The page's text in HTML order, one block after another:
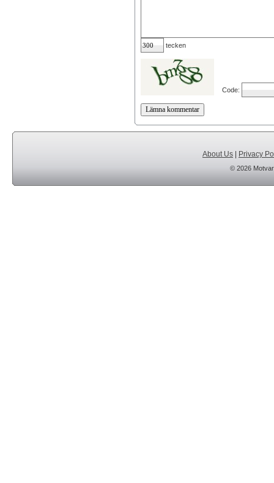
tecken
Code:
About Us Privacy
© 2026